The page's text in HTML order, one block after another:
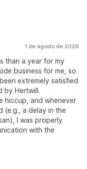
1 de agosto de 2026
than a year for my
business for me, so
extremely satisfied
by Hertwill.
hiccup, and whenever
(e.g., a delay in the
I was properly
with the